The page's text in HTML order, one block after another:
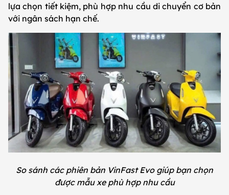
lựa chọn tiết kiệm, phù hợp nhu cầu di chuyển cơ bản
với ngân sách hạn chế.
So sánh các phiên bản VinFast Evo giúp bạn chọn
được mẫu xe phù hợp nhu cầu